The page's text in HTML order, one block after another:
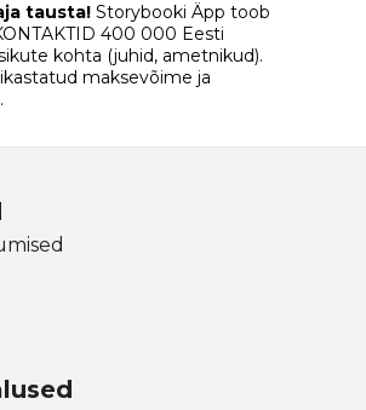
tausta! Storybooki Äpp toob
400 000 Eesti
kohta (juhid, ametnikud).
maksevõime ja